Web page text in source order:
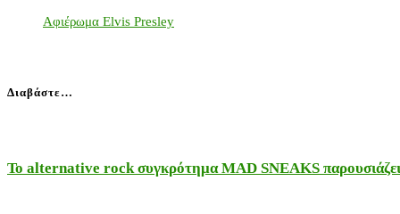
Αφιέρωμα Elvis Presley
Διαβάστε…
Το alternative rock συγκρότημα MAD SNEAKS